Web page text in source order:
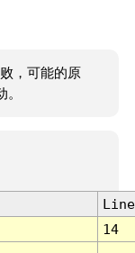
，可能的原
Line
14